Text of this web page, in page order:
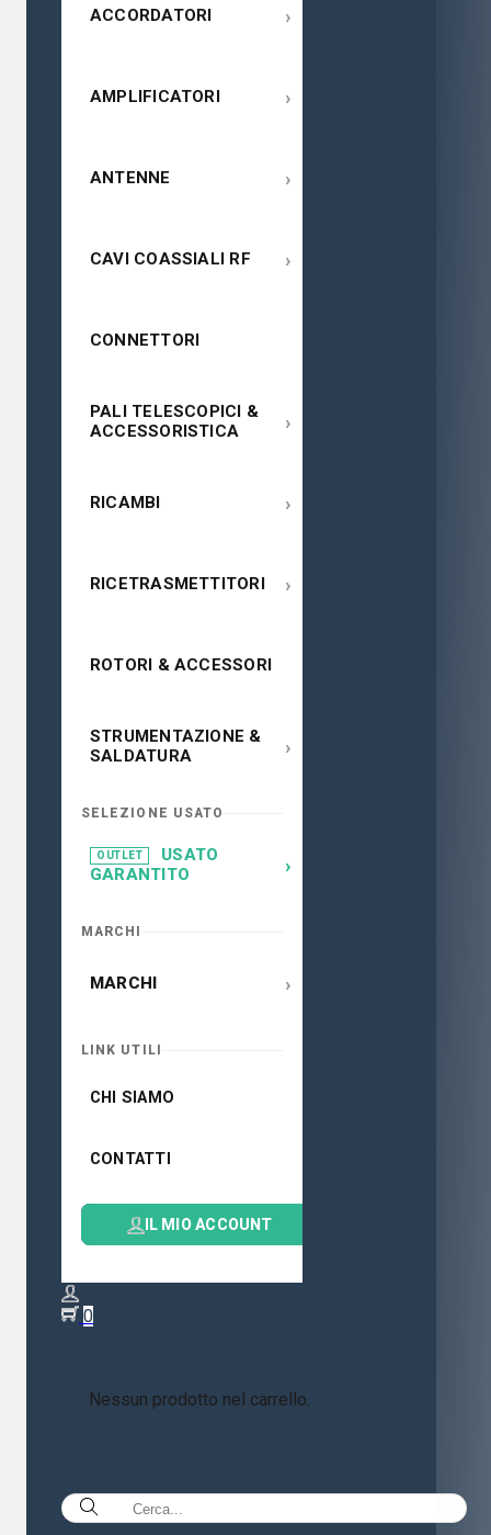
ACCORDATORI ›
AMPLIFICATORI ›
ANTENNE ›
CAVI COASSIALI RF ›
CONNETTORI
PALI TELESCOPICI &
ACCESSORISTICA
›
RICAMBI ›
RICETRASMETTITORI ›
ROTORI & ACCESSORI
STRUMENTAZIONE &
SALDATURA
›
SELEZIONE USATO
OUTLET
USATO
GARANTITO
›
MARCHI
MARCHI ›
LINK UTILI
CHI SIAMO
CONTATTI
IL MIO ACCOUNT
0
Nessun prodotto nel carrello.